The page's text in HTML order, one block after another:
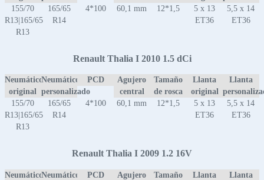
155/70
R13|165/65
R13
165/65
R14
4*100 60,1 mm 12*1,5
5 x 13
ET36
5,5 x 14
ET36
Renault Thalia I 2010 1.5 dCi
Neumático
original
Neumático
personalizado
PCD
Agujero
central
Tamaño
de rosca
Llanta
original
Llanta
155/70
R13|165/65
R13
165/65
R14
4*100 60,1 mm 12*1,5
5 x 13
ET36
5,5 x 14
ET36
Renault Thalia I 2009 1.2 16V
NeumáticoNeumático
PCD
Agujero
Tamaño
Llanta
Llanta